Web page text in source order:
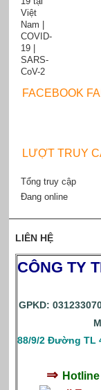
FACEBOOK
LƯỢT TRUY
Tổng truy cập
Đang online
LIÊN HỆ
CÔNG TY
GPKD:
88/9/2 Đường TL
⇒